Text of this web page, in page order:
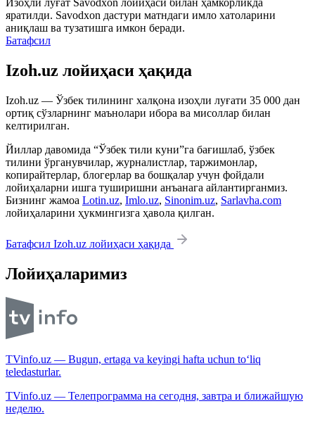
яратилди. Savodxon дастури матндаги имло хатоларини
аниқлаш ва тузатишга имкон беради.
Батафсил
Izoh.uz лойиҳаси ҳақида
Izoh.uz — Ўзбек тилининг халқона изоҳли луғати 35 000 дан
ортиқ сўзларнинг маънолари ибора ва мисоллар билан
келтирилган.
Йиллар давомида “Ўзбек тили куни”га бағишлаб, ўзбек
тилини ўрганувчилар, журналистлар, таржимонлар,
копирайтерлар, блогерлар ва бошқалар учун фойдали
лойиҳаларни ишга туширишни анъанага айлантирганмиз.
Бизнинг жамоа Lotin.uz, Imlo.uz, Sinonim.uz, Sarlavha.com
лойиҳаларини ҳукмингизга ҳавола қилган.
Батафсил Izoh.uz лойиҳаси ҳақида
Лойиҳаларимиз
TVinfo.uz — Bugun, ertaga va keyingi hafta uchun to‘liq
teledasturlar.
TVinfo.uz — Телепрограмма на сегодня, завтра и ближайшую
неделю.